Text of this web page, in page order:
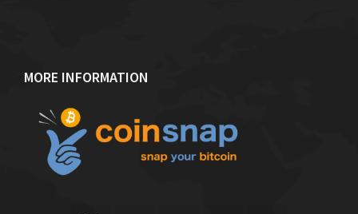
MORE INFORMATION